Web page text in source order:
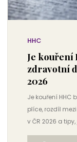
HHC
Je kouření
zdravotní
2026
Je kouření HHC
plíce, rozdíl
v ČR 2026 a